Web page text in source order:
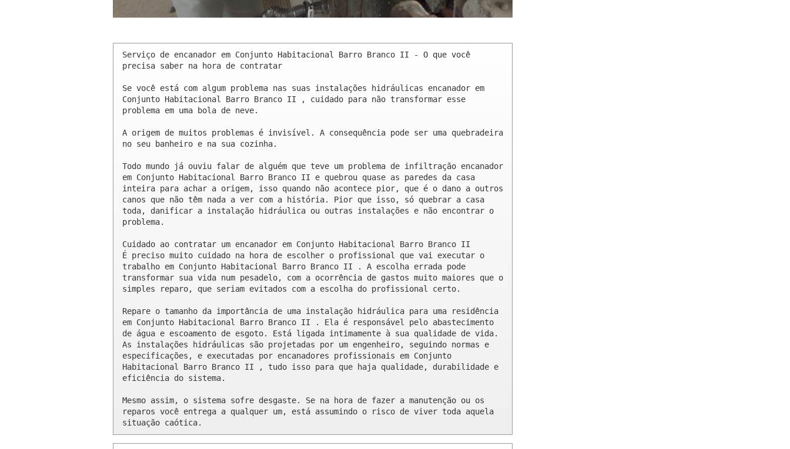
Serviço de encanador em Conjunto Habitacional Barro Branco II - O que você
precisa saber na hora de contratar
Se você está com algum problema nas suas instalações hidráulicas encanador em
Conjunto Habitacional Barro Branco II , cuidado para não transformar esse
problema em uma bola de neve.
A origem de muitos problemas é invisível. A consequência pode ser uma quebradeira
no seu banheiro e na sua cozinha.
Todo mundo já ouviu falar de alguém que teve um problema de infiltração encanador
em Conjunto Habitacional Barro Branco II e quebrou quase as paredes da casa
inteira para achar a origem, isso quando não acontece pior, que é o dano a outros
canos que não têm nada a ver com a história. Pior que isso, só quebrar a casa
toda, danificar a instalação hidráulica ou outras instalações e não encontrar o
problema.
Cuidado ao contratar um encanador em Conjunto Habitacional Barro Branco II
É preciso muito cuidado na hora de escolher o profissional que vai executar o
trabalho em Conjunto Habitacional Barro Branco II . A escolha errada pode
transformar sua vida num pesadelo, com a ocorrência de gastos muito maiores que o
simples reparo, que seriam evitados com a escolha do profissional certo.
Repare o tamanho da importância de uma instalação hidráulica para uma residência
em Conjunto Habitacional Barro Branco II . Ela é responsável pelo abastecimento
de água e escoamento de esgoto. Está ligada intimamente à sua qualidade de vida.
As instalações hidráulicas são projetadas por um engenheiro, seguindo normas e
especificações, e executadas por encanadores profissionais em Conjunto
Habitacional Barro Branco II , tudo isso para que haja qualidade, durabilidade e
eficiência do sistema.
Mesmo assim, o sistema sofre desgaste. Se na hora de fazer a manutenção ou os
reparos você entrega a qualquer um, está assumindo o risco de viver toda aquela
situação caótica.